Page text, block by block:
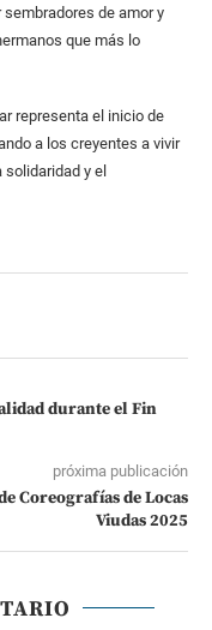
de amor y
que más lo
representa el inicio de
a los creyentes a vivir
solidaridad y el
durante el Fin
próxima publicación
Coreografías de Locas
Viudas 2025